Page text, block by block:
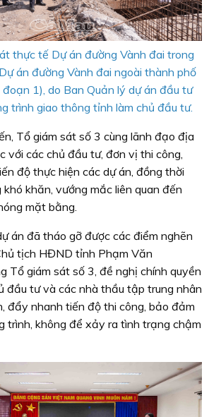
thực tế Dự án đường Vành đai trong
án đường Vành đai ngoài thành phố
đoạn 1), do Ban Quản lý dự án đầu tư
trình giao thông tỉnh làm chủ đầu tư.
Tổ giám sát số 3 cùng lãnh đạo địa
với các chủ đầu tư, đơn vị thi công,
độ thực hiện các dự án, đồng thời
khăn, vướng mắc liên quan đến
mặt bằng.
án đã tháo gỡ được các điểm nghẽn
tịch HĐND tỉnh Phạm Văn
Tổ giám sát số 3, đề nghị chính quyền
đầu tư và các nhà thầu tập trung nhân
đẩy nhanh tiến độ thi công, bảo đảm
trình, không để xảy ra tình trạng chậm